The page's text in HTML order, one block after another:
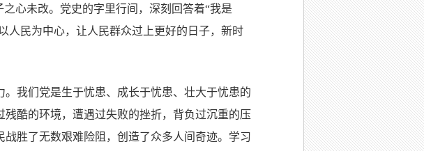
心未改。党史的字里行间，深刻回答着“我是
人民为中心，让人民群众过上更好的日子，新时
我们党是生于忧患、成长于忧患、壮大于忧患的
酷的环境，遭遇过失败的挫折，背负过沉重的压
胜了无数艰难险阻，创造了众多人间奇迹。学习